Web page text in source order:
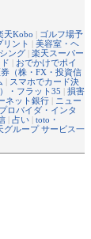
天Kobo
ゴルフ場予
リント
美容室・ヘ
ング
楽天スーパー
おでかけでポイ
（株・FX・投資信
スマホでカード決
・フラット35
損害
ネット銀行
ニュー
プロバイダ・インタ
占い
toto・
グループ サービス一